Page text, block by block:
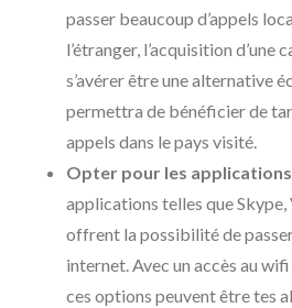
passer beaucoup d’appels
l’étranger, l’acquisition d’une
s’avérer être une alternative
permettra de bénéficier de
appels dans le pays visité.
Opter pour les applications
applications telles que
offrent la possibilité de
internet. Avec un accès au
ces options peuvent être tes